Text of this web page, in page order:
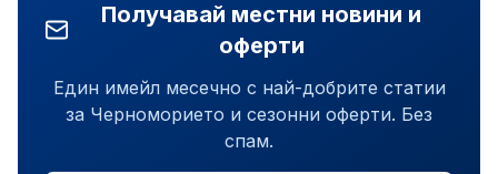
Получавай местни новини и
оферти
Един имейл месечно с най-добрите статии
за Черноморието и сезонни оферти. Без
спам.